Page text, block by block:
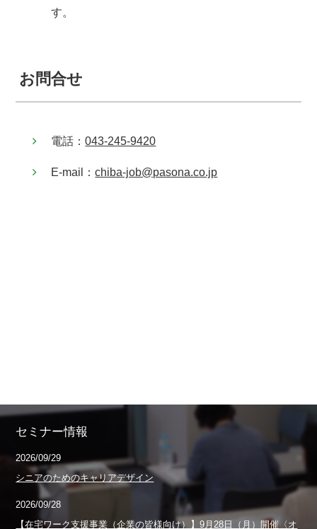
す。
お問合せ
電話：043-245-9420
E-mail：chiba-job@pasona.co.jp
セミナー情報
2026/09/29
シニアのためのキャリアデザイン
2026/09/28
【在宅ワーク支援事業（企業の皆様向け）】9月28日（月）開催〈オ